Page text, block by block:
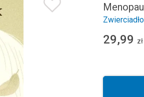
Zwierciadło
29,99 zł